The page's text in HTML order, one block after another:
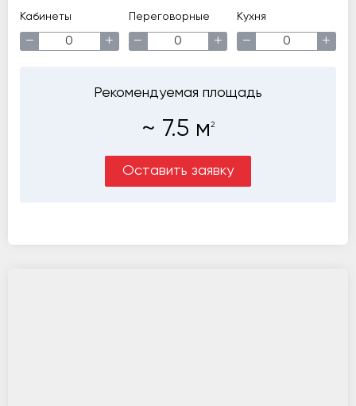
Кабинеты
− +
Переговорные
− +
Кухня
− +
Рекомендуемая площадь
~ 7.5 м 2
Оставить заявку